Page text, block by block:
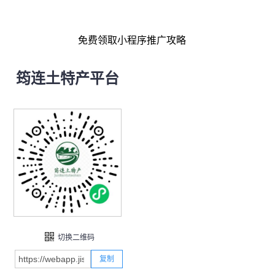
筠连土特产平台
切换二维码
复制
免费领取小程序推广攻略